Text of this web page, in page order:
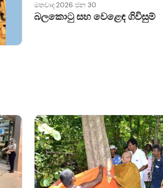
මතවාද·2026 ජන 30
බලකොටු සහ වෙළෙඳ ගිවිසුම්